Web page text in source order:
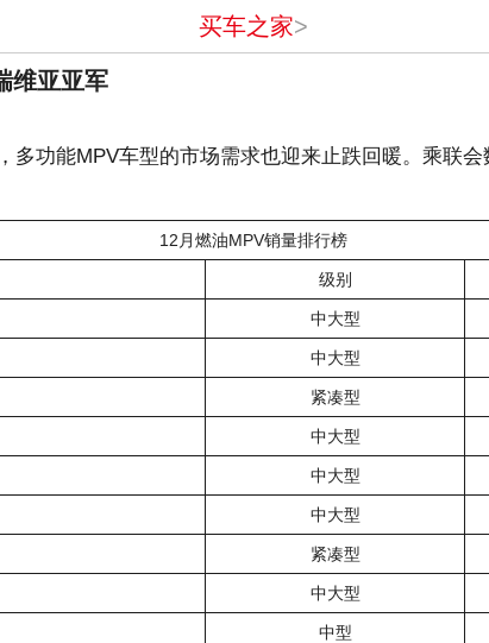
买车之家>
维亚亚军
多功能MPV车型的市场需求也迎来止跌回暖。乘联
12月燃油MPV销量排行榜
级别
中大型
中大型
紧凑型
中大型
中大型
中大型
紧凑型
中大型
中型